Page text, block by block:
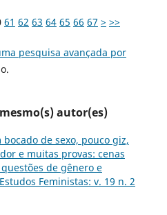
61 62 63 64 65 66 67 > >>
pesquisa avançada por
autor(es)
bocado de sexo, pouco giz,
e muitas provas: cenas
de gênero e
Feministas: v. 19 n. 2